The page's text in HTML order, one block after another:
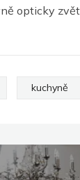
opticky
kuchyně